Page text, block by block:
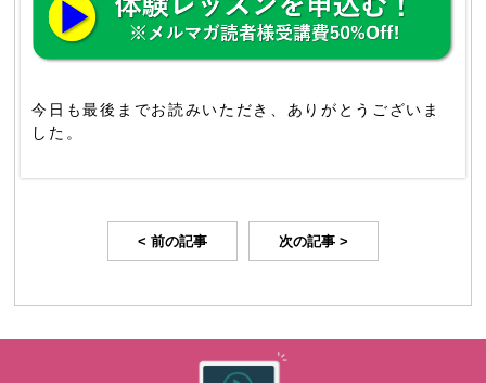
今日も最後までお読みいただき、ありがとうございま
した。
< 前の記事 次の記事 >